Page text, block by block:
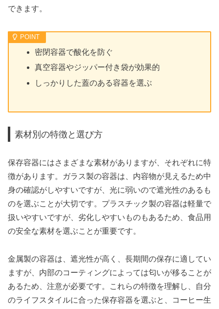
できます。
密閉容器で酸化を防ぐ
真空容器やジッパー付き袋が効果的
しっかりした蓋のある容器を選ぶ
素材別の特徴と選び方
保存容器にはさまざまな素材がありますが、それぞれに特
徴があります。ガラス製の容器は、内容物が見えるため中
身の確認がしやすいですが、光に弱いので遮光性のあるも
のを選ぶことが大切です。プラスチック製の容器は軽量で
扱いやすいですが、劣化しやすいものもあるため、食品用
の安全な素材を選ぶことが重要です。
金属製の容器は、遮光性が高く、長期間の保存に適してい
ますが、内部のコーティングによっては匂いが移ることが
あるため、注意が必要です。これらの特徴を理解し、自分
のライフスタイルに合った保存容器を選ぶと、コーヒー生